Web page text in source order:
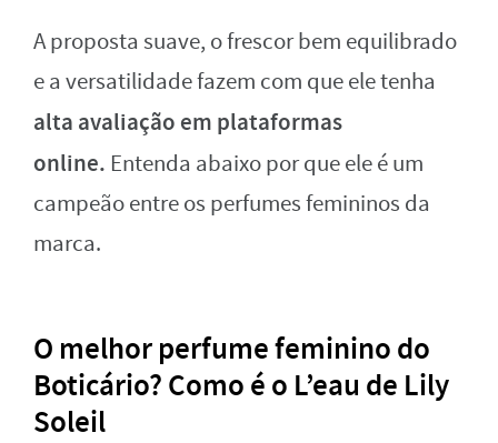
A proposta suave, o frescor bem equilibrado
e a versatilidade fazem com que ele tenha
alta avaliação em plataformas
online. Entenda abaixo por que ele é um
campeão entre os perfumes femininos da
marca.
O melhor perfume feminino do
Boticário? Como é o L’eau de Lily
Soleil